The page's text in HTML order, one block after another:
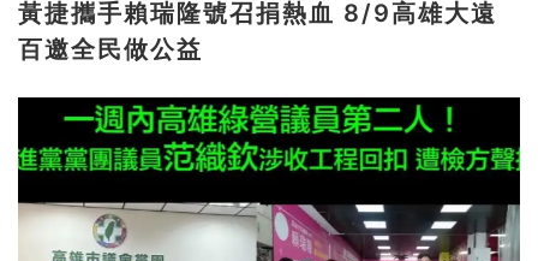
黃捷攜手賴瑞隆號召捐熱血 8/9高雄大遠
百邀全民做公益